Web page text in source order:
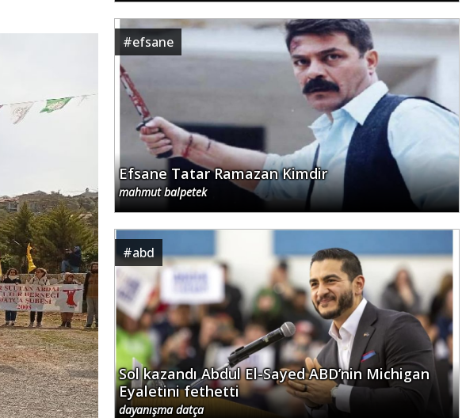
#efsane
Efsane Tatar Ramazan Kimdir
mahmut balpetek
#abd
Sol kazandı Abdul El-Sayed ABD’nin Michigan
Eyaletini fethetti
dayanışma datça